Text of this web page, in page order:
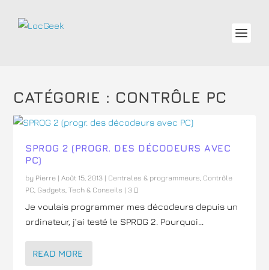
CATÉGORIE : CONTRÔLE PC
SPROG 2 (PROGR. DES DÉCODEURS AVEC
PC)
by Pierre |Août 15, 2013 | Centrales & programmeurs, Contrôle
PC, Gadgets,Tech & Conseils |3
Je voulais programmer mes décodeurs depuis un
ordinateur, j’ai testé le SPROG 2. Pourquoi...
READ MORE